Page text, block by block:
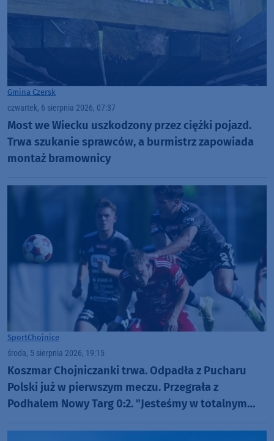
Gmina Czersk
czwartek, 6 sierpnia 2026, 07:37
Most we Wiecku uszkodzony przez ciężki pojazd.
Trwa szukanie sprawców, a burmistrz zapowiada
montaż bramownicy
SportChojnice
środa, 5 sierpnia 2026, 19:15
Koszmar Chojniczanki trwa. Odpadła z Pucharu
Polski już w pierwszym meczu. Przegrała z
Podhalem Nowy Targ 0:2. "Jesteśmy w totalnym